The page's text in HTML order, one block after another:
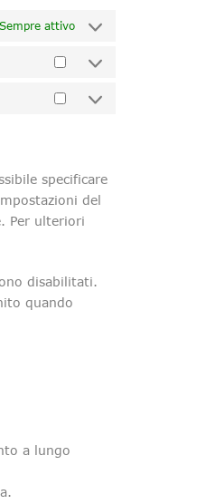
Sempre attivo
specificare
del
Per ulteriori
disabilitati.
quando
a lungo